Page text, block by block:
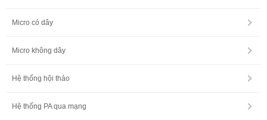
Micro có dây
Micro không dây
Hệ thống hội thảo
Hệ thống PA qua mạng